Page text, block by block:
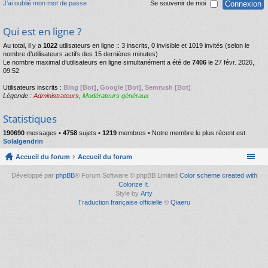
J’ai oublié mon mot de passe Se souvenir de moi
Qui est en ligne ?
Au total, il y a 1022 utilisateurs en ligne :: 3 inscrits, 0 invisible et 1019 invités (selon le
nombre d’utilisateurs actifs des 15 dernières minutes)
Le nombre maximal d’utilisateurs en ligne simultanément a été de 7406 le 27 févr. 2026,
09:52
Utilisateurs inscrits : Bing [Bot] Google [Bot] Semrush [Bot]
Légende : Administrateurs Modérateurs généraux
Statistiques
190690 messages • 4758 sujets • 1219 membres • Notre membre le plus récent est
Solalgendrin
Accueil du forum Accueil du forum
Développé par phpBB® Forum Software © phpBB Limited Color scheme created with
Colorize It.
Style by Arty
Traduction française officielle © Qiaeru